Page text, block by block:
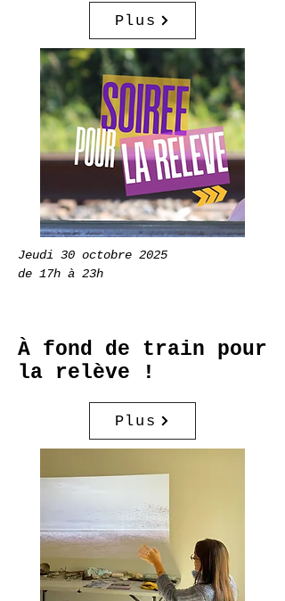
Plus
Jeudi 30 octobre 2025
de 17h à 23h
À fond de train pour
la relève !
Plus